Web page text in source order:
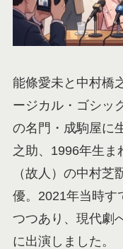
能條愛未と中村橋
ージカル・ゴシッ
の名門・成駒屋に
之助、1996年生ま
（故人）の中村
優。2021年当時す
つつあり、現代劇
に出演しました。